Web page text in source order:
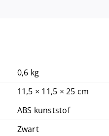
0,6 kg
11,5 × 11,5 × 25 cm
ABS kunststof
Zwart